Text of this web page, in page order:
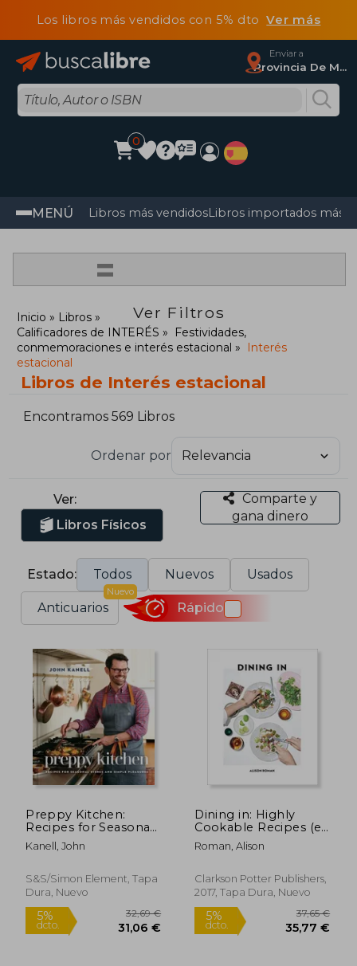
Los libros más vendidos con 5% dtoVer más
Enviar a
Provincia De Madrid
0
MENÚ Libros más vendidosLibros importados más
=
Ver Filtros
Inicio
Libros
Calificadores de INTERÉS
Festividades,
conmemoraciones e interés estacional
Interés
estacional
Libros de Interés estacional
Encontramos 569 Libros
Ordenar por
Ver:
Libros Físicos
Comparte y
gana dinero
Estado: Todos Nuevos Usados
Anticuarios
Nuevo
Rápido
Preppy Kitchen:
Recipes for Seasonal
Dishes and Simple
Pleasures (a
Inglés)
Kanell, John
S&s/Simon Element, Tapa
Dura, Nuevo
Dining in: Highly
Cookable Recipes (en
Inglés)
Roman, Alison
Clarkson Potter Publishers,
2017, Tapa Dura, Nuevo